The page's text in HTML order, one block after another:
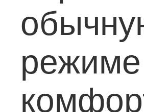
режиме